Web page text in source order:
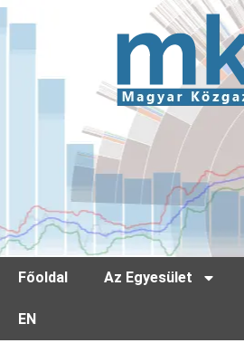
Főoldal Az Egyesület
EN